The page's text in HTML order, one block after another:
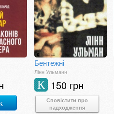
Бентежні
Лінн Ульманн
150 грн
К
Сповістити про
надходження